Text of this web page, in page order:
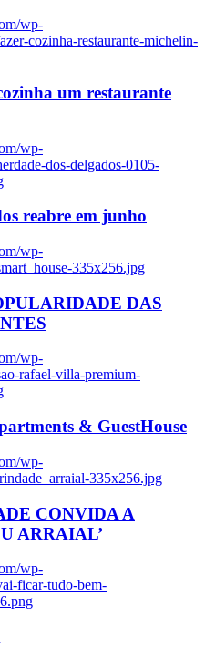
wp-
cozinha-restaurante-michelin-
um restaurante
wp-
dos-delgados-0105-
reabre em junho
wp-
335x256.jpg
DAS
wp-
rafael-villa-premium-
& GuestHouse
wp-
335x256.jpg
CONVIDA A
ARRAIAL’
wp-
ficar-tudo-bem-